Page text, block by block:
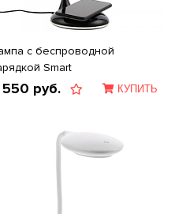
с беспроводной
Smart
руб. КУПИТЬ